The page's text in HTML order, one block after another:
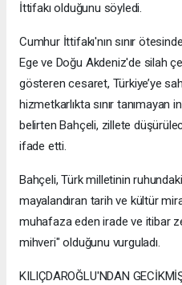
İttifakı olduğunu söyledi.
Cumhur İttifakı'nın sınır
Ege ve Doğu Akdeniz'de silah
gösteren cesaret, Türkiye’ye
hizmetkarlıkta sınır tanımayan
belirten Bahçeli, zillete
ifade etti.
Bahçeli, Türk milletinin
mayalandıran tarih ve kültür
muhafaza eden irade ve itibar
mihveri" olduğunu vurguladı.
KILIÇDAROĞLU'NDAN